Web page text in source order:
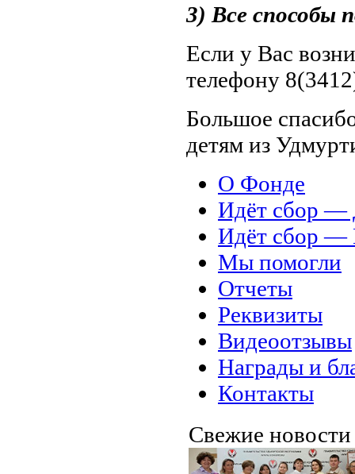
3) Все способы
Если у Вас
телефону
Большое
детям из
О Фонде
Идёт сбор
Идёт сбор
Мы помогли
Отчеты
Реквизиты
Видеоотзывы
Награды и
Контакты
Свежие